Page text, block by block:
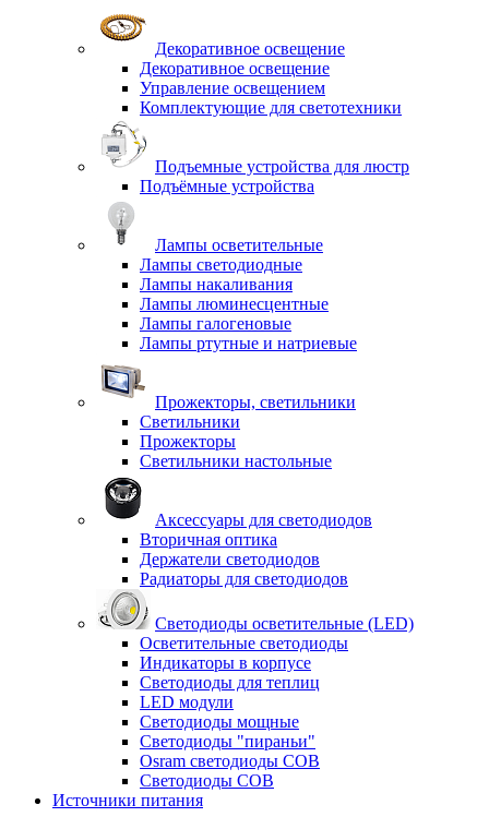
Декоративное освещение
Декоративное освещение
Управление освещением
Комплектующие для светотехники
Подъемные устройства для люстр
Подъёмные устройства
Лампы осветительные
Лампы светодиодные
Лампы накаливания
Лампы люминесцентные
Лампы галогеновые
Лампы ртутные и натриевые
Прожекторы, светильники
Светильники
Прожекторы
Светильники настольные
Аксессуары для светодиодов
Вторичная оптика
Держатели светодиодов
Радиаторы для светодиодов
Светодиоды осветительные (LED)
Осветительные светодиоды
Индикаторы в корпусе
Светодиоды для теплиц
LED модули
Светодиоды мощные
Светодиоды "пираньи"
Osram светодиоды COB
Светодиоды COB
Источники питания